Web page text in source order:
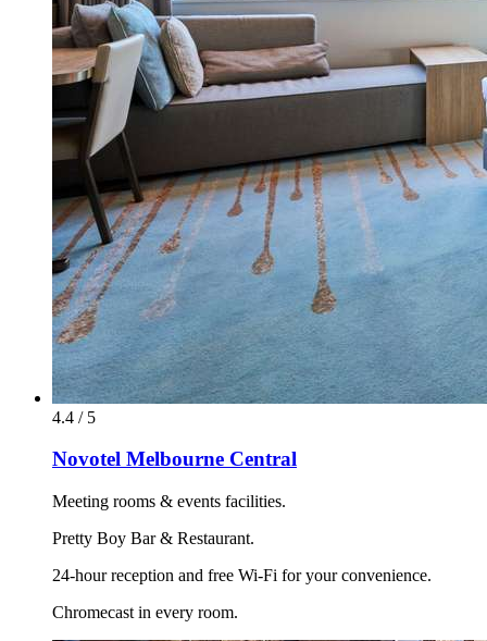
4.4 / 5
Novotel Melbourne Central
Meeting rooms & events facilities.
Pretty Boy Bar & Restaurant.
24-hour reception and free Wi-Fi for your convenience.
Chromecast in every room.